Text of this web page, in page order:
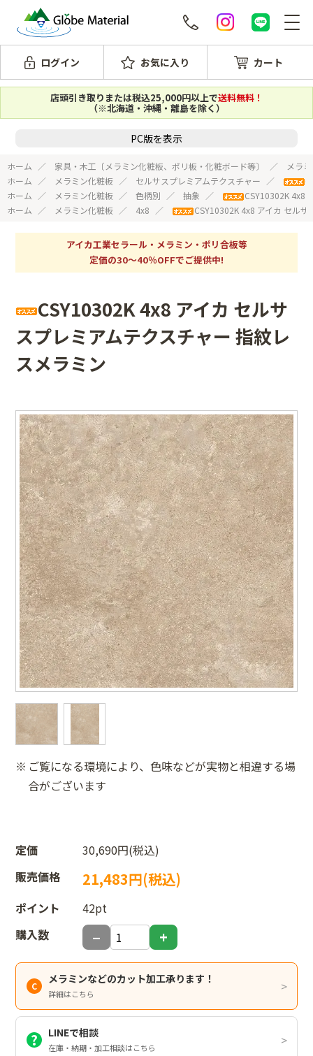
ログイン お気に入り カート
店頭引き取りまたは税込25,000円以上で送料無料！
（※北海道・沖縄・離島を除く）
PC版を表示
ホーム 家具・木工〔メラミン化粧板、ポリ板・化粧ボード等〕
メラ
ホーム
メラミン化粧板 セルサスプレミアムテクスチャー
ホーム
メラミン化粧板 色柄別 抽象
CSY10302K 4x8
ホーム
メラミン化粧板 4x8 CSY10302K 4x8 アイカ セル
アイカ工業セラール・メラミン・ポリ合板等
定価の30～40％OFFでご提供中!
CSY10302K 4x8 アイカ セルサ
スプレミアムテクスチャー 指紋レ
スメラミン
ご覧になる環境により、色味などが実物と相違する場
合がございます
定価
30,690円(税込)
販売価格
21,483円(税込)
ポイント
42pt
購入数
メラミンなどのカット加工承ります！
詳細はこちら
LINEで相談
在庫・納期・加工相談はこちら